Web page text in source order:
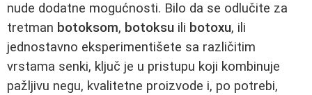
nude dodatne mogućnosti. Bilo da se odlučite za
tretman botoksom, botoksu ili botoxu, ili
jednostavno eksperimentišete sa različitim
vrstama senki, ključ je u pristupu koji kombinuje
pažljivu negu, kvalitetne proizvode i, po potrebi,